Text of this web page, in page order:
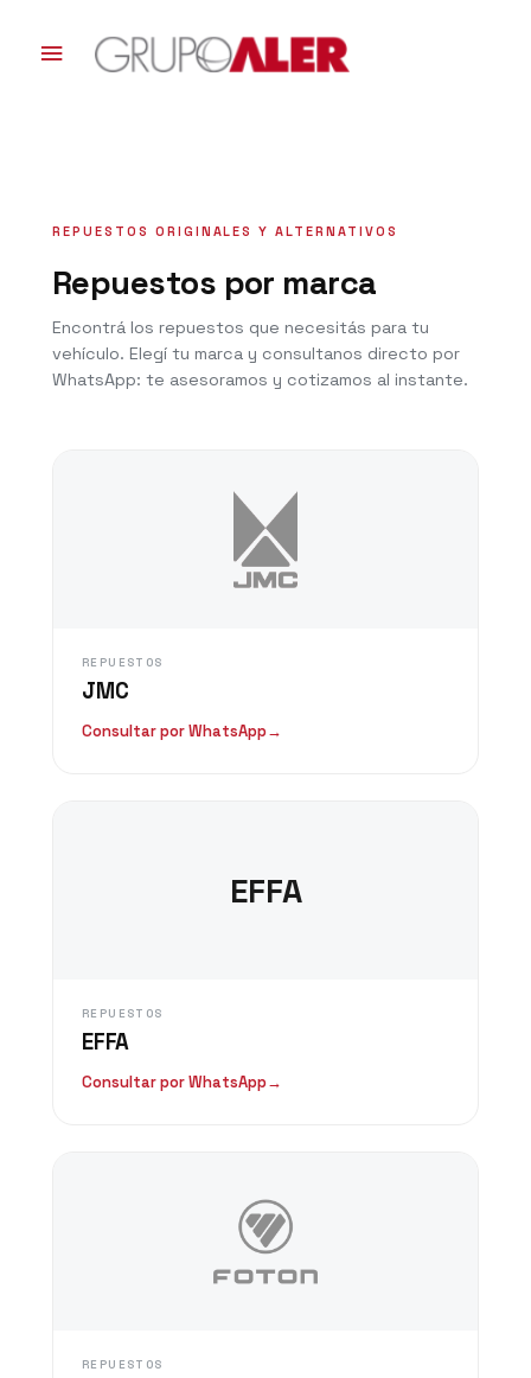
contenidoMenú
REPUESTOS ORIGINALES Y ALTERNATIVOS
Repuestos por marca
Encontrá los repuestos que necesitás para tu
vehículo. Elegí tu marca y consultanos directo por
WhatsApp: te asesoramos y cotizamos al instante.
REPUESTOS
JMC
Consultar por WhatsApp→
EFFA
REPUESTOS
EFFA
Consultar por WhatsApp→
REPUESTOS